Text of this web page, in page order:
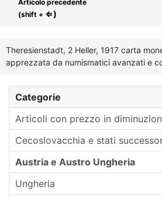
Categorie
Articoli con prezzo in
Cecoslovacchia e stati
Austria e Austro Ungheria
Ungheria
Articolo precedente
(shift + ⇐)
Theresienstadt, 2 Heller, 1917 carta
apprezzata da numismatici avanzati e